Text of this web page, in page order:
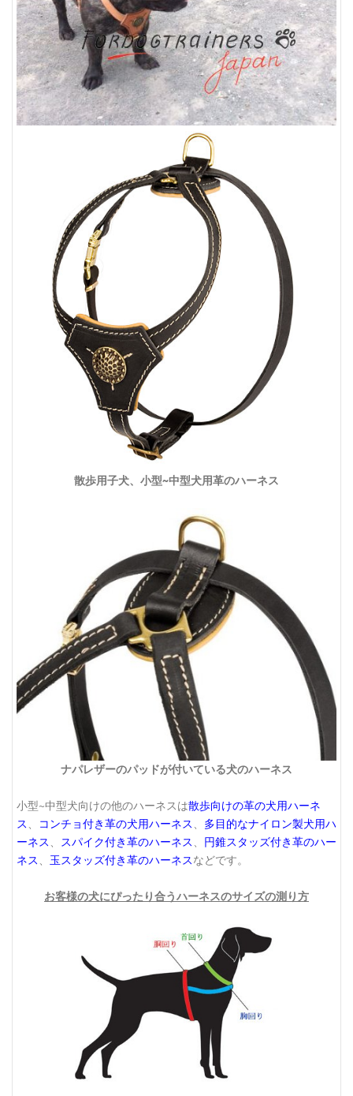
散歩用子犬、小型~中型犬用革のハーネス
ナパレザーのパッドが付いている犬のハーネス
小型~中型犬向けの他のハーネスは散歩向けの革の犬用ハーネ
ス 、 コンチョ付き革の犬用ハーネス 、 多目的なナイロン製犬用ハ
ーネス 、 スパイク付き革のハーネス 、 円錐スタッズ付き革のハー
ネス 、 玉スタッズ付き革のハーネスなどです。
お客様の犬にぴったり合うハーネスのサイズの測り方